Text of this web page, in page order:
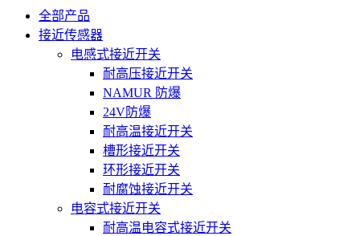
全部产品
接近传感器
电感式接近开关
耐高压接近开关
NAMUR 防爆
24V防爆
耐高温接近开关
槽形接近开关
环形接近开关
耐腐蚀接近开关
电容式接近开关
耐高温电容式接近开关